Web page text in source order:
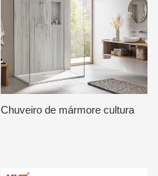
Chuveiro de mármore cultura